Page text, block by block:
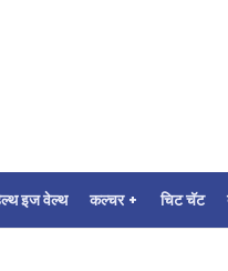
इज वेल्थ कल्चर + चिट चॅट